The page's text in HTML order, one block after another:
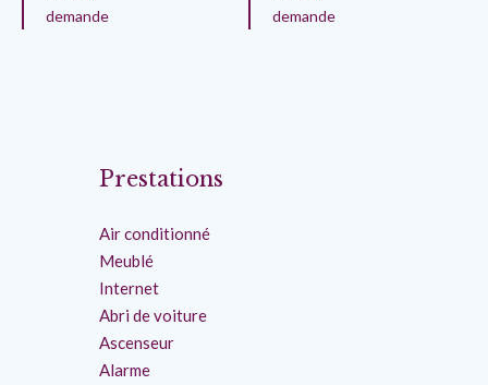
demande
demande
Prestations
Air conditionné
Meublé
Internet
Abri de voiture
Ascenseur
Alarme